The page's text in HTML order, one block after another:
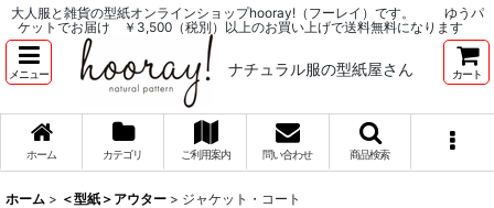
大人服と雑貨の型紙オンラインショップhooray!（フーレイ）です。 ゆうパ
ケットでお届け ￥3,500（税別）以上のお買い上げで送料無料になります
メニュー ナチュラル服の型紙屋さん カート
ホーム カテゴリ ご利用案内 問い合わせ 商品検索
ホーム > ＜型紙＞アウター > ジャケット・コート